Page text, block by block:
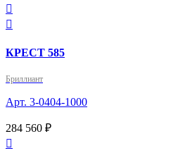


КРЕСТ 585
Бриллиант
Арт. 3-0404-1000
284 560 ₽
